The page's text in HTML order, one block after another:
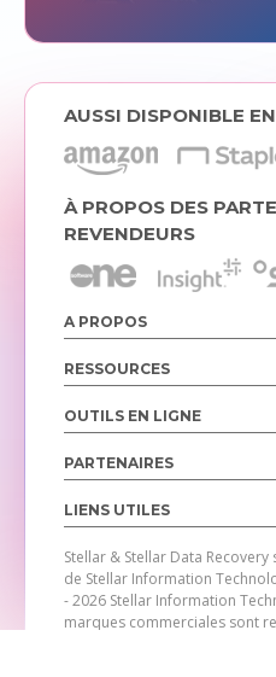
AUSSI DISPONIBLE
À PROPOS DES
REVENDEURS
A PROPOS
RESSOURCES
OUTILS EN LIGNE
PARTENAIRES
LIENS UTILES
Stellar & Stellar Data
de Stellar Information
- 2026 Stellar Information
marques commerciales sont